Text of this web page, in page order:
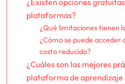
plataformas?
¿Qué limitaciones tienen
¿Cómo se puede
costo reducido?
¿Cuáles son las mejores
plataforma de aprendizaje